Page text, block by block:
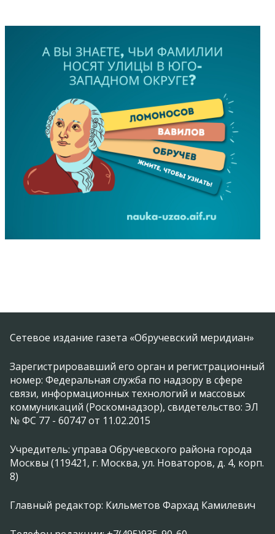
Сетевое издание газета «Обручевский меридиан»
Зарегистрировавший его орган и регистрационный
номер: Федеральная служба по надзору в сфере
связи, информационных технологий и массовых
коммуникаций (Роскомнадзор), свидетельство: ЭЛ
№ ФС 77 - 60747 от 11.02.2015
Учредитель: управа Обручевского района города
Москвы (119421, г. Москва, ул. Новаторов, д. 4, корп.
8)
Главный редактор: Кильметов Фархад Камилевич